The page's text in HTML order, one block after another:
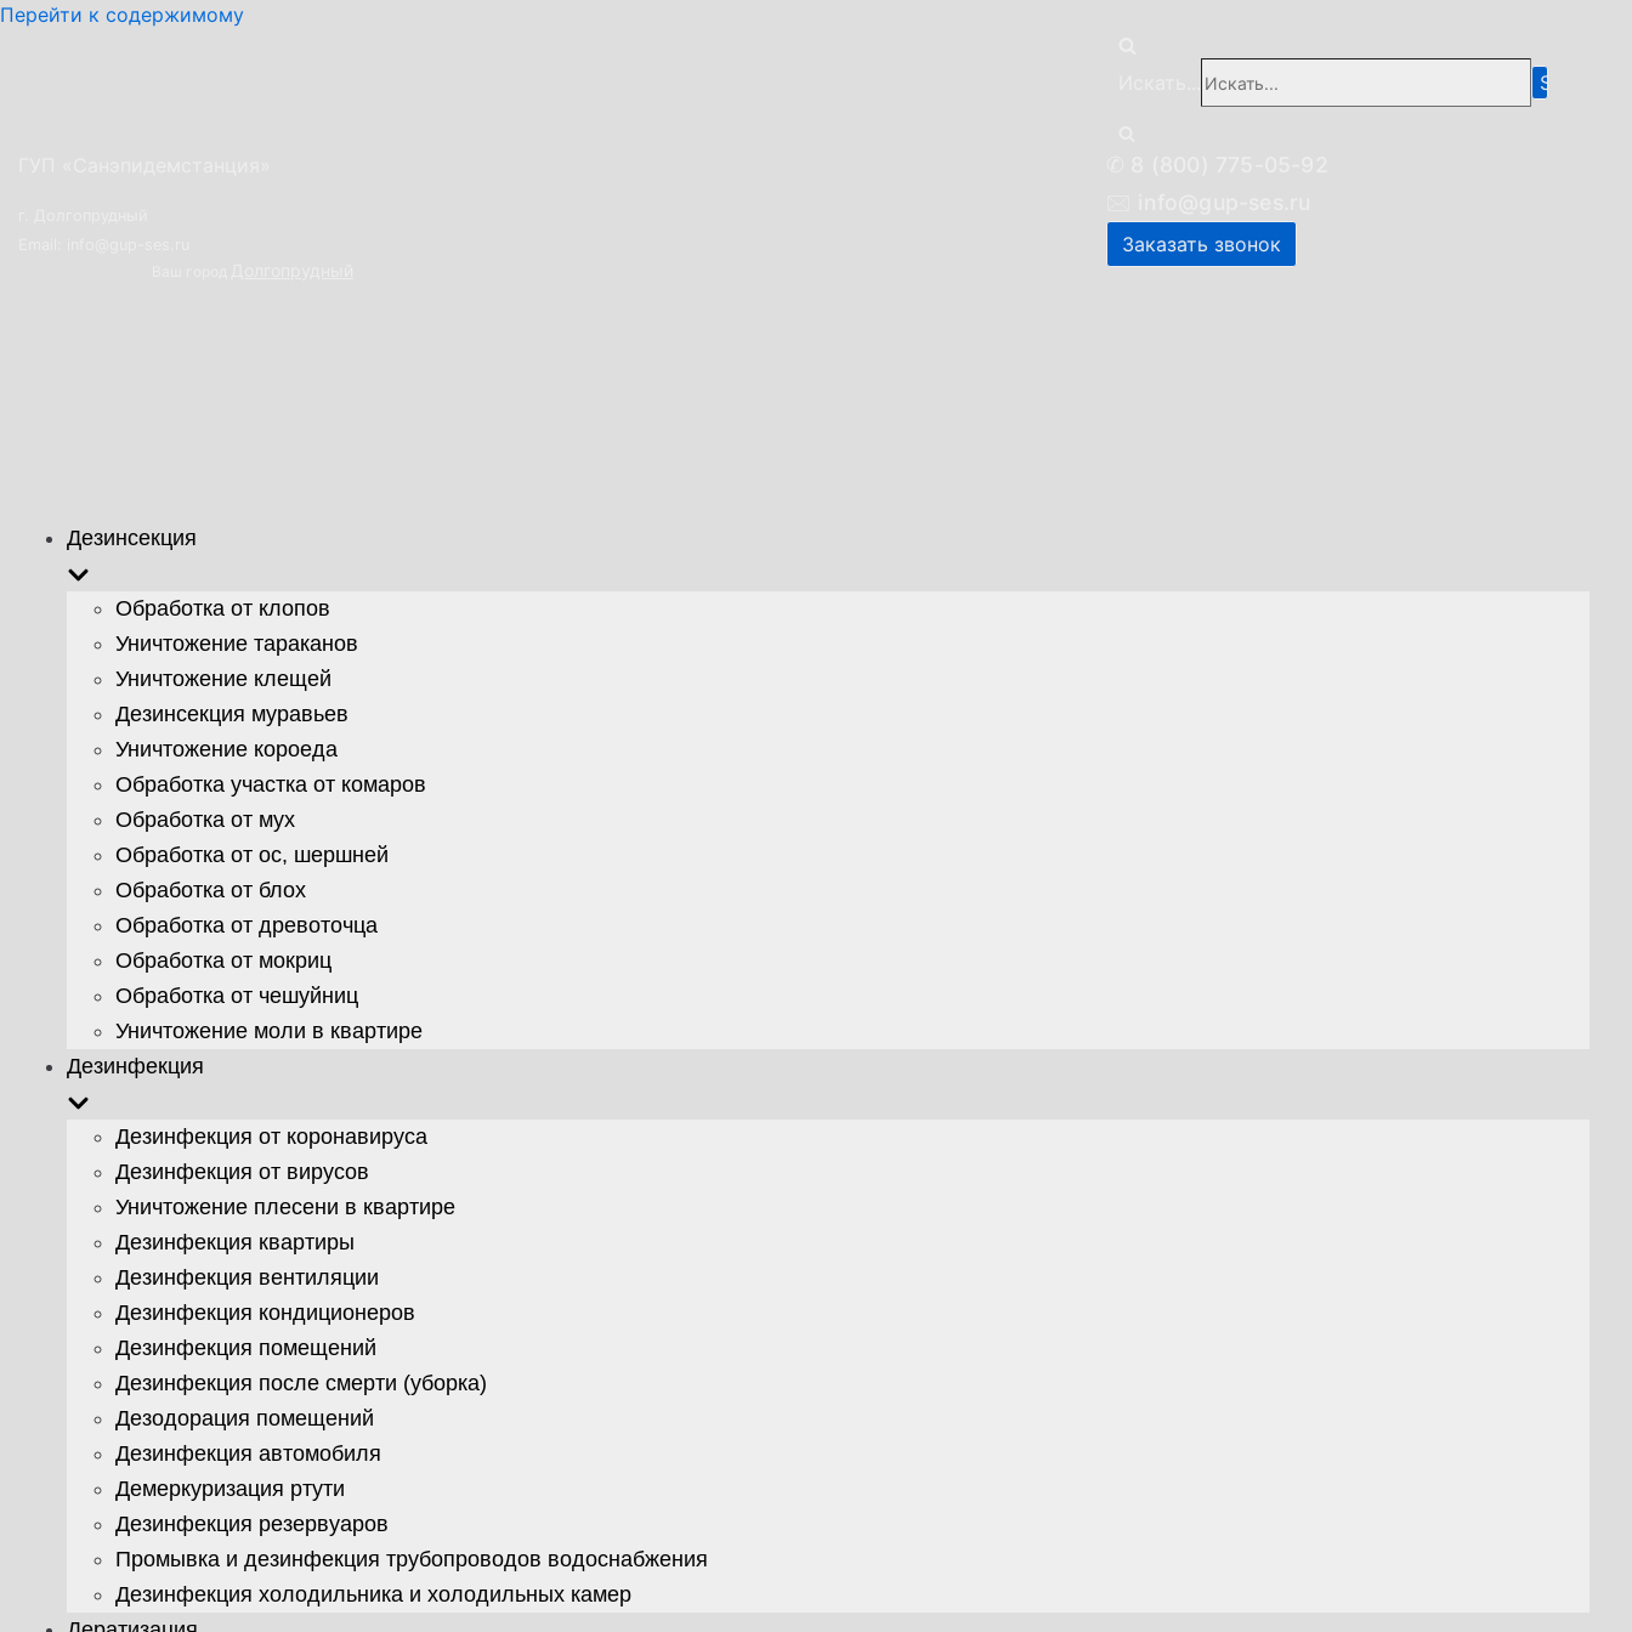
Перейти к содержимому
Заказать звонок
Дезинсекция
Обработка от клопов
Уничтожение тараканов
Уничтожение клещей
Дезинсекция муравьев
Уничтожение короеда
Обработка участка от комаров
Обработка от мух
Обработка от ос, шершней
Обработка от блох
Обработка от древоточца
Обработка от мокриц
Обработка от чешуйниц
Уничтожение моли в квартире
Дезинфекция
Дезинфекция от коронавируса
Дезинфекция от вирусов
Уничтожение плесени в квартире
Дезинфекция квартиры
Дезинфекция вентиляции
Дезинфекция кондиционеров
Дезинфекция помещений
Дезинфекция после смерти (уборка)
Дезодорация помещений
Дезинфекция автомобиля
Демеркуризация ртути
Дезинфекция резервуаров
Промывка и дезинфекция трубопроводов водоснабжения
Дезинфекция холодильника и холодильных камер